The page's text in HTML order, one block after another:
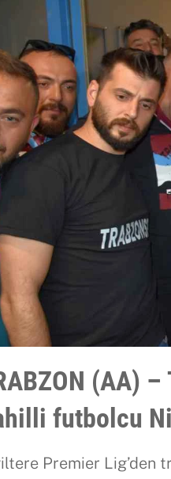
(AA) –
futbolcu
Premier Lig’den